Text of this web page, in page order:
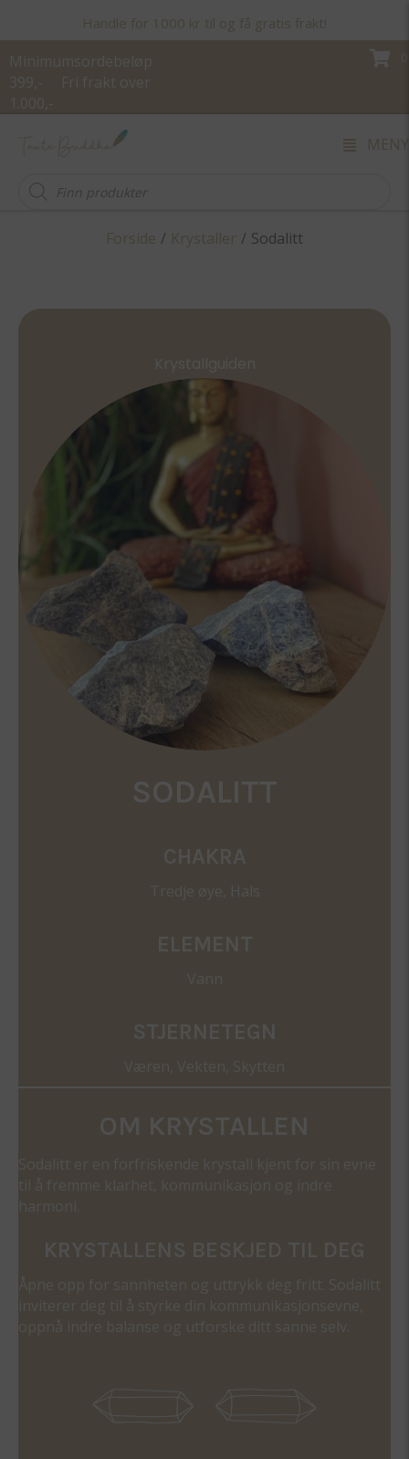
Handle for 1000 kr til og få gratis frakt!
Minimumsordebeløp
399,- Fri frakt over
1.000,-
MENY
Products
search
Forside / Krystaller / Sodalitt
Krystallguiden
SODALITT
CHAKRA
Tredje øye, Hals
ELEMENT
Vann
STJERNETEGN
Væren, Vekten, Skytten
OM KRYSTALLEN
Sodalitt er en forfriskende krystall kjent for sin evne
til å fremme klarhet, kommunikasjon og indre
harmoni.
KRYSTALLENS BESKJED TIL DEG
Åpne opp for sannheten og uttrykk deg fritt. Sodalitt
inviterer deg til å styrke din kommunikasjonsevne,
oppnå indre balanse og utforske ditt sanne selv.